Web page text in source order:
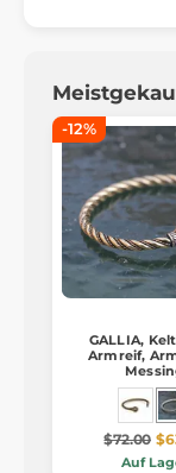
-12%
GALLIA,
Armreif,
$72.00
Auf